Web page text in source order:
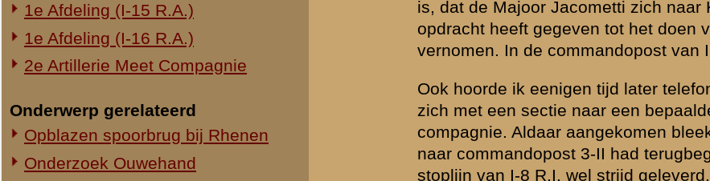
Tenslotte werd het vuren onmogelijk en toen geconstateerd werd, dat de vijand tot
meter genaderd was en gereed stond met handgranaten, waarvan er reeds eenige
neergekomen, hebben wij ons overgegeven. Dit was te ca 17.30 uur. Naar mijn
de laatste stelling op de Grebbeberg gevallen, daar ik, hoewel we op dat moment
Regimentscommandopost door den vijand geheel onopgemerkt gebleven is.
Wat mijn algemeenen indruk betreft zou ik willen opmerken, dat er geen verband
geheel. Dit is m.i. voor het grootste gedeelte te wijten aan de meer dan slechte
verbindingen in onze stelling. Daar bij het inrichten van de stelling geen grondkabel
gebruikt, doch uitsluitend veldkabel, welke voor zoover dit mogelijk was, in sleuven
en voor de rest bovengronds, waren de telefonische verbindingen onophoudelijk